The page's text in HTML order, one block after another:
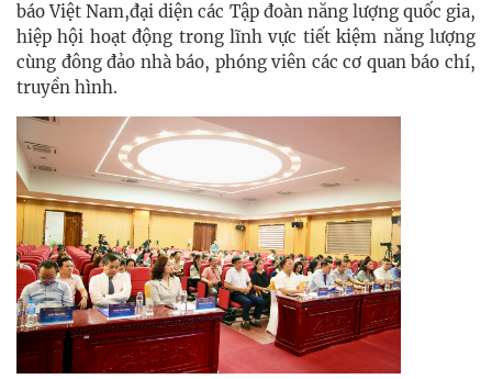
báo Việt Nam,đại diện các Tập đoàn năng lượng quốc gia,
hiệp hội hoạt động trong lĩnh vực tiết kiệm năng lượng
cùng đông đảo nhà báo, phóng viên các cơ quan báo chí,
truyền hình.